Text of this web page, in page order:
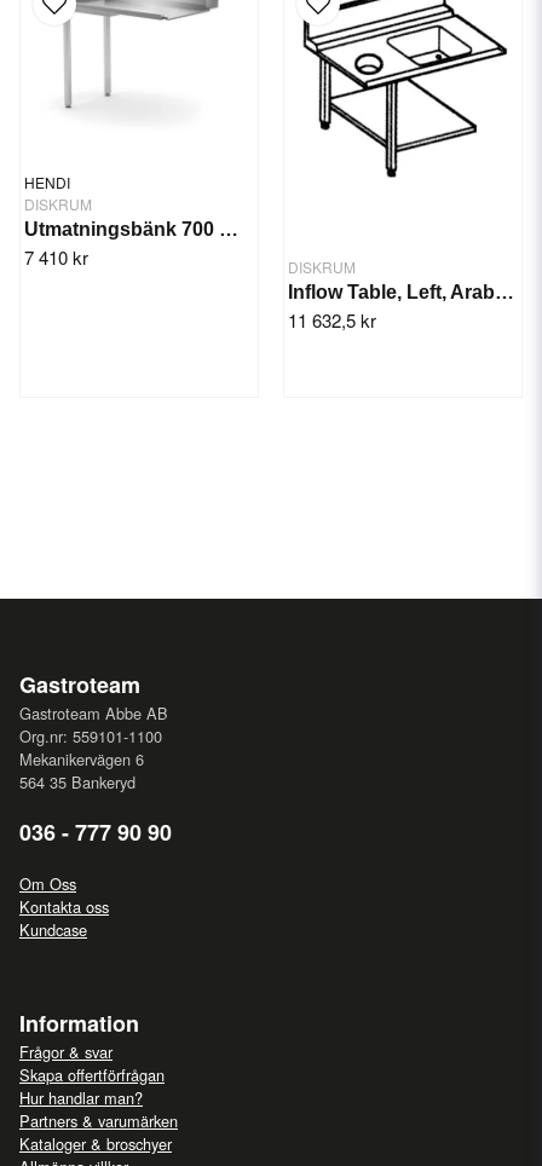
HENDI
DISKRUM
Utmatningsbänk 700 mm Vänster
7 410 kr
DISKRUM
Inflow Table, Left, Arable, With Shaft
11 632,5 kr
Gastroteam
Gastroteam Abbe AB
Org.nr: 559101-1100
Mekanikervägen 6
564 35 Bankeryd
036 - 777 90 90
Om Oss
Kontakta oss
Kundcase
Information
Frågor & svar
Skapa offertförfrågan
Hur handlar man?
Partners & varumärken
Kataloger & broschyer